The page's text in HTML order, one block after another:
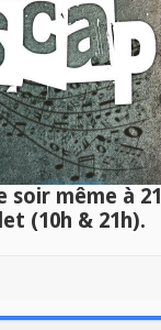
soir même à
(10h & 21h).